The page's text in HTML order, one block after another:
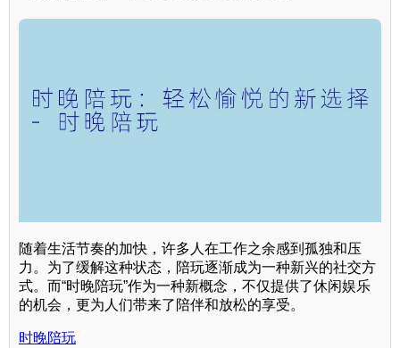
随着生活节奏的加快，许多人在工作之余感到孤独和压
力。为了缓解这种状态，陪玩逐渐成为一种新兴的社交方
式。而“时晚陪玩”作为一种新概念，不仅提供了休闲娱乐
的机会，更为人们带来了陪伴和放松的享受。
时晚陪玩